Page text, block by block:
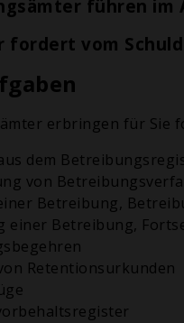
führen im
fordert vom
erbringen für Sie
dem
von
Betreibung,
einer Betreibung,
Retentionsurkunden